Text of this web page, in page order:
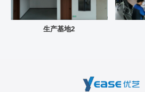
生产基地2